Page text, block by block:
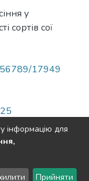
у
сортів сої
17949
2026 LYRASIS
інформацію для
Прийняти